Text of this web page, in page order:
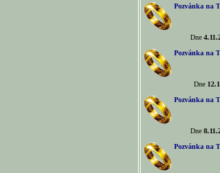
Pozvánka na
Dne
Pozvánka na
Dne
Pozvánka na
Dne
Pozvánka na